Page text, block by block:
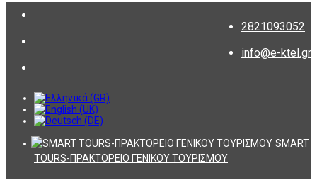
2821093052
info@e-ktel.gr
SMART
TOURS-ΠΡΑΚΤΟΡΕΙΟ ΓΕΝΙΚΟΥ ΤΟΥΡΙΣΜΟΥ